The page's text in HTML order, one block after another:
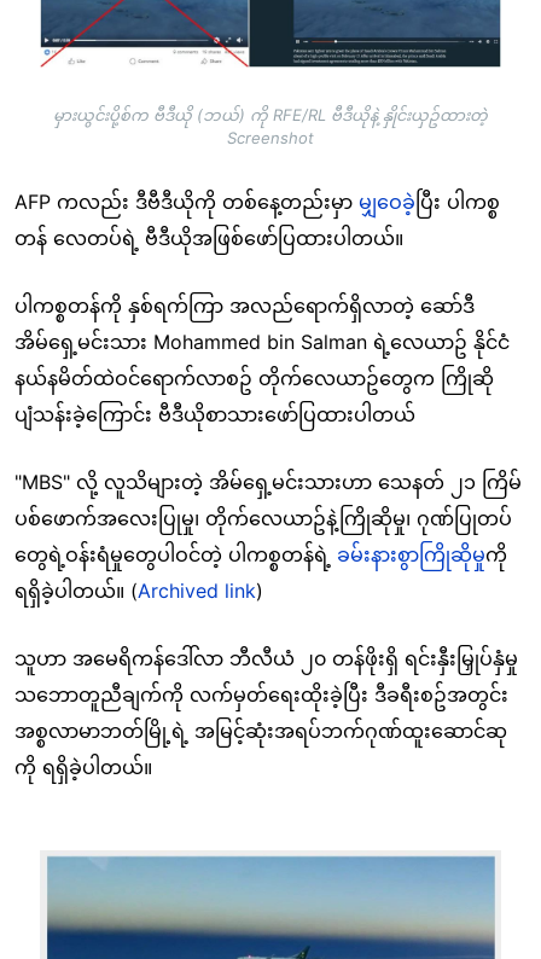
မှားယွင်းပို့စ်က ဗီဒီယို (ဘယ်) ကို RFE/RL ဗီဒီယိုနဲ့ နှိုင်းယှဥ်ထားတဲ့
Screenshot
AFP ကလည်း ဒီဗီဒီယိုကို တစ်နေ့တည်းမှာ မျှဝေခဲ့ ပြီး ပါကစ္စ
တန် လေတပ်ရဲ့ ဗီဒီယိုအဖြစ်ဖော်ပြထားပါတယ်။
ပါကစ္စတန်ကို နှစ်ရက်ကြာ အလည်ရောက်ရှိလာတဲ့ ဆော်ဒီ
အိမ်ရှေ့မင်းသား Mohammed bin Salman ရဲ့လေယာဥ် နိုင်ငံ
နယ်နမိတ်ထဲဝင်ရောက်လာစဥ် တိုက်လေယာဥ်တွေက ကြိုဆို
ပျံသန်းခဲ့ကြောင်း ဗီဒီယိုစာသားဖော်ပြထားပါတယ်
"MBS" လို့ လူသိများတဲ့ အိမ်ရှေ့မင်းသားဟာ သေနတ် ၂၁ ကြိမ်
ပစ်ဖောက်အလေးပြုမှု၊ တိုက်လေယာဥ်နဲ့ကြိုဆိုမှု၊ ဂုဏ်ပြုတပ်
တွေရဲ့ဝန်းရံမှုတွေပါဝင်တဲ့ ပါကစ္စတန်ရဲ့ ခမ်းနားစွာကြိုဆိုမှုကို
ရရှိခဲ့ပါတယ်။ (Archived link)
သူဟာ အမေရိကန်ဒေါ်လာ ဘီလီယံ ၂၀ တန်ဖိုးရှိ ရင်းနှီးမြှုပ်နှံမှု
သဘောတူညီချက်ကို လက်မှတ်ရေးထိုးခဲ့ပြီး ဒီခရီးစဥ်အတွင်း
အစ္စလာမာဘတ်မြို့ရဲ့ အမြင့်ဆုံးအရပ်ဘက်ဂုဏ်ထူးဆောင်ဆု
ကို ရရှိခဲ့ပါတယ်။
Image